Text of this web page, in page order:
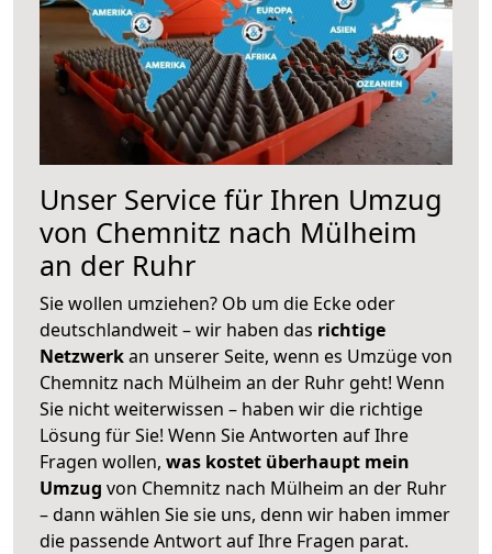
Unser Service für Ihren Umzug
von Chemnitz nach Mülheim
an der Ruhr
Sie wollen umziehen? Ob um die Ecke oder
deutschlandweit – wir haben das richtige
Netzwerkan unserer Seite, wenn es Umzüge von
Chemnitz nach Mülheim an der Ruhr geht! Wenn
Sie nicht weiterwissen – haben wir die richtige
Lösung für Sie! Wenn Sie Antworten auf Ihre
Fragen wollen, was kostet überhaupt mein
Umzug von Chemnitz nach Mülheim an der Ruhr
– dann wählen Sie sie uns, denn wir haben immer
die passende Antwort auf Ihre Fragen parat.